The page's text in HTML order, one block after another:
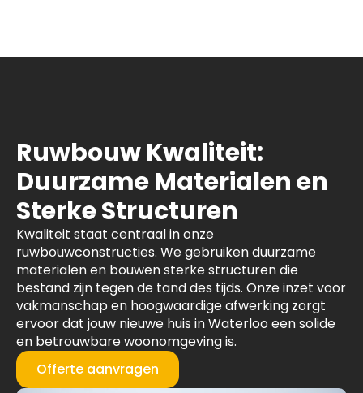
Ruwbouw Kwaliteit:
Duurzame Materialen en
Sterke Structuren
Kwaliteit staat centraal in onze
ruwbouwconstructies. We gebruiken duurzame
materialen en bouwen sterke structuren die
bestand zijn tegen de tand des tijds. Onze inzet voor
vakmanschap en hoogwaardige afwerking zorgt
ervoor dat jouw nieuwe huis in Waterloo een solide
en betrouwbare woonomgeving is.
Offerte aanvragen